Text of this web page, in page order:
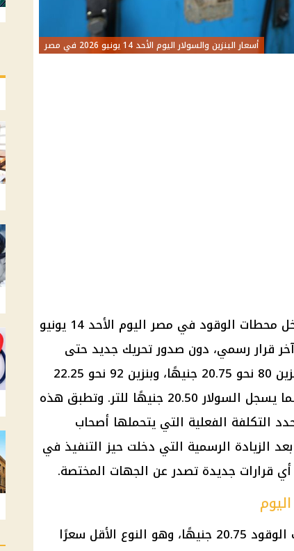
أسعار البنزين والسولار اليوم الأحد 14 يونيو 2026 في مصر
استقرت أسعار البنزين والسولار داخل محطات الوقود في مصر اليوم الأحد 14 يونيو
آخر قرار رسمي، دون صدور تحريك جديد حتى
وقت كتابة التقرير. ويبلغ سعر لتر بنزين 80 نحو 20.75 جنيهًا، وبنزين 92 نحو 22.25
جنيهًا، وبنزين 95 نحو 24 جنيهًا، بينما يسجل السولار 20.50 جنيهًا للتر. وتطبق هذه
التكلفة الفعلية التي يتحملها أصحاب
الزيادة الرسمية التي دخلت حيز التنفيذ في
قرارات جديدة تصدر عن الجهات المختصة.
يبلغ سعر لتر بنزين 80 داخل محطات الوقود 20.75 جنيهًا، وهو النوع الأقل سعرًا